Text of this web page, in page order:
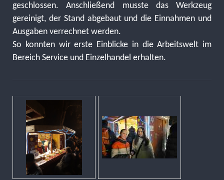
geschlossen. Anschließend musste das Werkzeug
gereinigt, der Stand abgebaut und die Einnahmen und
Ausgaben verrechnet werden.
So konnten wir erste Einblicke in die Arbeitswelt im
Bereich Service und Einzelhandel erhalten.